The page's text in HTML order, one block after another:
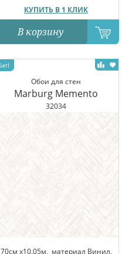
КУПИТЬ В 1 КЛИК
В корзину
Обои для стен
Marburg Memento
32034
70см x10.05м, материал Винил,